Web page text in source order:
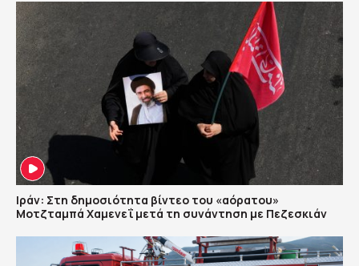
Ιράν: Στη δημοσιότητα βίντεο του «αόρατου»
Μοτζταμπά Χαμενεΐ μετά τη συνάντηση με Πεζεσκιάν